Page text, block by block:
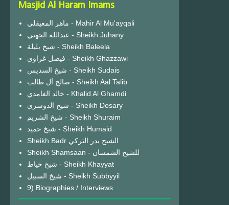
Masjid Al Haram Imams
ماهر المعيقلي - Mahir Al Mu'ayqali
عبدالله الجهني - Sheikh Juhany
شيخ بليلة - Sheikh Baleela
فيصل غزاوي - Sheikh Ghazzawi
شيخ السديس - Sheikh Sudais
صالح آل طالب - Sheikh Aal Talib
خالد الغامدي - Khalid Al Ghamdi
شيخ الدوسري - Sheikh Dosary
شيخ الشريم - Sheikh Shuraim
شيخ حميد - Sheikh Humaid
Sheikh Badr الشيخ بدر التركي
Sheikh Shamsaan - للشيخ الشمسان
شيخ خياط - Sheikh Khayyat
شيخ السبيل - Sheikh Subbyyil
9) Biographies / Interviews